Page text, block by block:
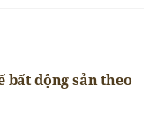
bất động sản theo